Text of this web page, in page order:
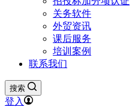
关务软件
外贸资讯
课后服务
培训案例
联系我们
搜索
登入